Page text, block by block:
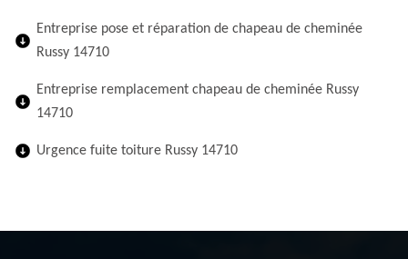
Entreprise pose et réparation de chapeau de cheminée
Russy 14710
Entreprise remplacement chapeau de cheminée Russy
14710
Urgence fuite toiture Russy 14710